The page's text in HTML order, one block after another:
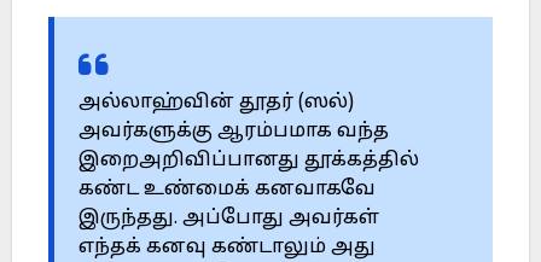
அல்லாஹ்வின் தூதர் (ஸல்)
அவர்களுக்கு ஆரம்பமாக வந்த
இறைஅறிவிப்பானது தூக்கத்தில்
கண்ட உண்மைக் கனவாகவே
இருந்தது. அப்போது அவர்கள்
எந்தக் கனவு கண்டாலும் அது